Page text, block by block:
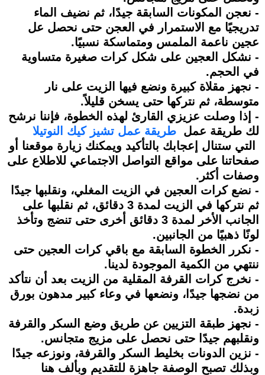
- نعجن المكونات السابقة جيدًا، ثم نضيف الماء
تدريجيًا مع الاستمرار في العجن حتى نحصل عل
عجين ناعمة الملمس ومتماسكة نسبيًا.
- نشكل العجين على شكل كرات صغيرة متساوية
في الحجم.
- نجهز مقلاة كبيرة ونضع فيها الزيت على نار
متوسطة، ثم نتركها حتى يسخن قليلاً.
- إذا وصلت عزيزي القارئ لهذه الخطوة، فإننا نرشح
لك طريقة عمل طريقة عمل تشيز كيك النوتيلا
التي ستنال إعجابك بالتأكيد ويمكنك زيارة موقعنا أو
صفحاتنا على مواقع التواصل الاجتماعي للاطلاع على
وصفات أكثر.
- نضع كرات العجين في الزيت المغلي، ونقلبها جيدًا
ثم نتركها في الزيت لمدة 3 دقائق، ثم نقلبها على
الجانب الأخر لمدة 3 دقائق أخرى حتى تنضج وتأخذ
لونًا ذهبيًا من الجانبين.
- نكرر الخطوة السابقة مع باقي كرات العجين حتى
ننتهي من الكمية الموجودة لدينا.
- نخرج كرات القرفة المقلية من الزيت بعد أن نتأكد
من نضجها جيدًا، ونضعها في وعاء كبير مدهون بورق
زبدة.
- نجهز طبقة التزيين عن طريق وضع السكر والقرفة
ونقلبهم جيدًا حتى نحصل على مزيج متجانس.
- نزين الدونات بخليط السكر والقرفة، ونوزعه جيدًا
وبذلك تصبح الوصفة جاهزة للتقديم وبألف هنا